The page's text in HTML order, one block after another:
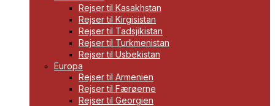
Rejser til Kasakhstan
Rejser til Kirgisistan
Rejser til Tadsjikistan
Rejser til Turkmenistan
Rejser til Usbekistan
Europa
Rejser til Armenien
Rejser til Færøerne
Rejser til Georgien